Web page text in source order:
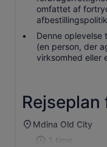
omfattet af
Denne
(en person, der
virksomhed eller
Mdina Old City
1 time